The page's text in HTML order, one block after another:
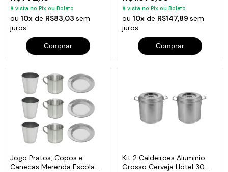
à vista no Pix ou Boleto
ou10x de R$83,03sem
juros
Comprar
à vista no Pix ou Boleto
ou 10xde R$147,89 sem
juros
Comprar
Jogo Pratos, Copos e
Canecas Merenda Escola
Kit 2 Caldeirões Aluminio
Grosso Cerveja Hotel 30